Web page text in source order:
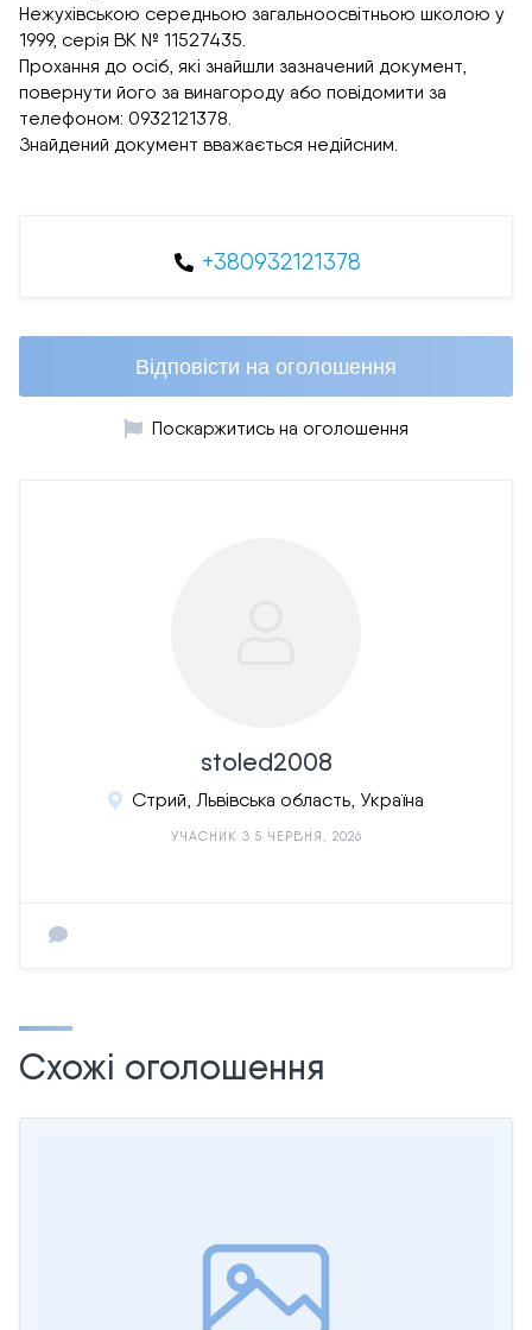
Нежухівською середньою загальноосвітньою школою у
1999, серія ВК № 11527435.
Прохання до осіб, які знайшли зазначений документ,
повернути його за винагороду або повідомити за
телефоном: 0932121378.
Знайдений документ вважається недійсним.
+380932121378
Відповісти на оголошення
Поскаржитись на оголошення
stoled2008
Стрий, Львівська область, Україна
УЧАСНИК З 5 ЧЕРВНЯ, 2026
Схожі оголошення